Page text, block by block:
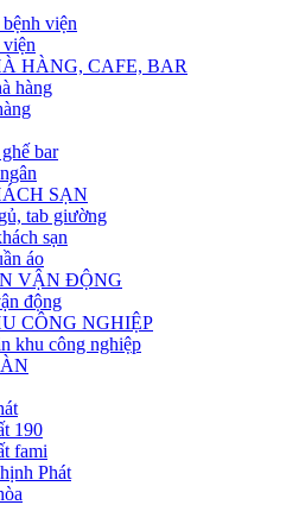
viện
viện
HÀNG, CAFE, BAR
hàng
bar
SẠN
tab giường
sạn
áo
VẬN ĐỘNG
động
CÔNG NGHIỆP
khu công nghiệp
190
fami
Phát